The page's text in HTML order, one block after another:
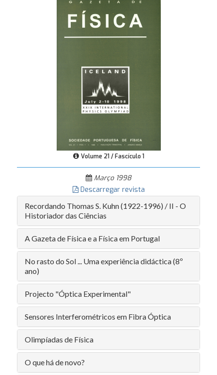
Volume 21 / Fascículo 1
Março 1998
Descarregar revista
Recordando Thomas S. Kuhn (1922-1996) / II - O
Historiador das Ciências
A Gazeta de Física e a Física em Portugal
No rasto do Sol ... Uma experiência didáctica (8º
ano)
Projecto "Óptica Experimental"
Sensores Interferométricos em Fibra Óptica
Olimpíadas de Física
O que há de novo?